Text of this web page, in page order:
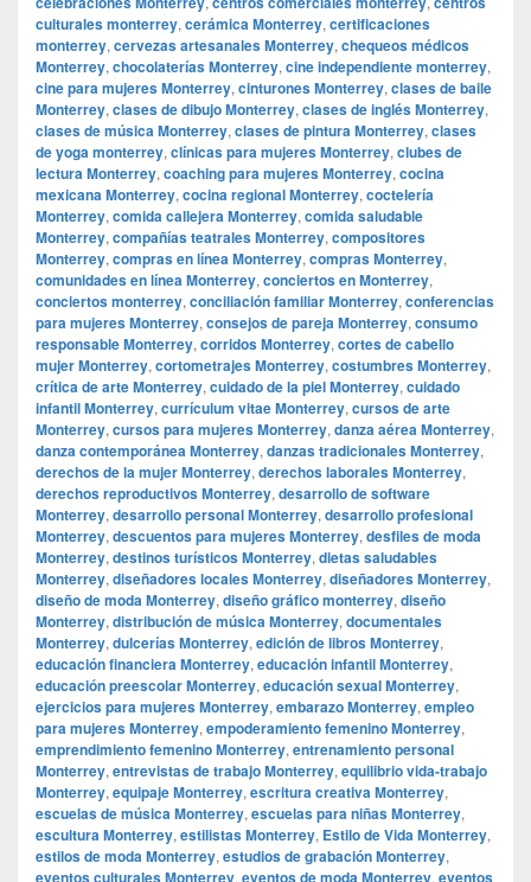
culturales monterrey, cerámica Monterrey, certificaciones
monterrey, cervezas artesanales Monterrey, chequeos médicos
Monterrey, chocolaterías Monterrey, cine independiente monterrey,
cine para mujeres Monterrey, cinturones Monterrey, clases de baile
Monterrey, clases de dibujo Monterrey, clases de inglés Monterrey,
clases de música Monterrey, clases de pintura Monterrey, clases
de yoga monterrey, clínicas para mujeres Monterrey, clubes de
lectura Monterrey, coaching para mujeres Monterrey, cocina
mexicana Monterrey, cocina regional Monterrey, coctelería
Monterrey, comida callejera Monterrey, comida saludable
Monterrey, compañías teatrales Monterrey, compositores
Monterrey, compras en línea Monterrey, compras Monterrey,
comunidades en línea Monterrey, conciertos en Monterrey,
conciertos monterrey, conciliación familiar Monterrey, conferencias
para mujeres Monterrey, consejos de pareja Monterrey, consumo
responsable Monterrey, corridos Monterrey, cortes de cabello
mujer Monterrey, cortometrajes Monterrey, costumbres Monterrey,
crítica de arte Monterrey, cuidado de la piel Monterrey, cuidado
infantil Monterrey, currículum vitae Monterrey, cursos de arte
Monterrey, cursos para mujeres Monterrey, danza aérea Monterrey,
danza contemporánea Monterrey, danzas tradicionales Monterrey,
derechos de la mujer Monterrey, derechos laborales Monterrey,
derechos reproductivos Monterrey, desarrollo de software
Monterrey, desarrollo personal Monterrey, desarrollo profesional
Monterrey, descuentos para mujeres Monterrey, desfiles de moda
Monterrey, destinos turísticos Monterrey, dietas saludables
Monterrey, diseñadores locales Monterrey, diseñadores Monterrey,
diseño de moda Monterrey, diseño gráfico monterrey, diseño
Monterrey, distribución de música Monterrey, documentales
Monterrey, dulcerías Monterrey, edición de libros Monterrey,
educación financiera Monterrey, educación infantil Monterrey,
educación preescolar Monterrey, educación sexual Monterrey,
ejercicios para mujeres Monterrey, embarazo Monterrey, empleo
para mujeres Monterrey, empoderamiento femenino Monterrey,
emprendimiento femenino Monterrey, entrenamiento personal
Monterrey, entrevistas de trabajo Monterrey, equilibrio vida-trabajo
Monterrey, equipaje Monterrey, escritura creativa Monterrey,
escuelas de música Monterrey, escuelas para niñas Monterrey,
escultura Monterrey, estilistas Monterrey, Estilo de Vida Monterrey,
estilos de moda Monterrey, estudios de grabación Monterrey,
eventos culturales Monterrey, eventos de moda Monterrey, eventos